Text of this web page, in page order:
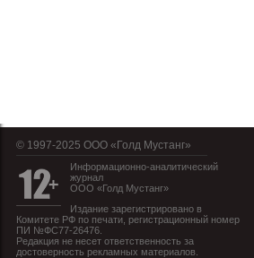
© 1997-2025 OOO «Голд Мустанг»
Информационно-аналитический
журнал
ООО «Голд Мустанг»
Издание зарегистрировано в
Комитете РФ по печати, регистрационный номер
ПИ №ФС77-26476.
Редакция не несет ответственность за
достоверность рекламных материалов.